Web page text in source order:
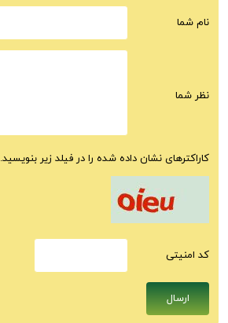
نام شما
نظر شما
کاراکترهای نشان داده شده را در فیلد زیر بنویسید.
كد امنيتى